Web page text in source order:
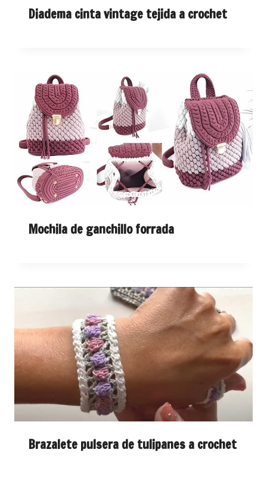
Diadema cinta vintage tejida a crochet
Mochila de ganchillo forrada
Brazalete pulsera de tulipanes a crochet